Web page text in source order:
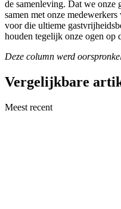
de samenleving. Dat we onze
samen met onze
voor die ultieme
houden tegelijk onze ogen op
Deze column werd
Vergelijkbare
Meest recent